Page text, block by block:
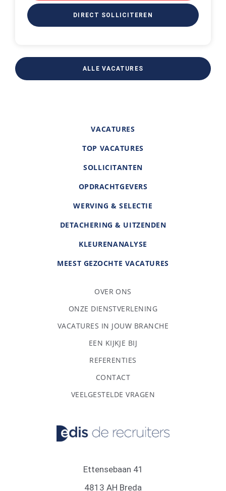
DIRECT SOLLICITEREN
ALLE VACATURES
Ettensebaan 41
4813 AH Breda
VACATURES
TOP VACATURES
SOLLICITANTEN
OPDRACHTGEVERS
WERVING & SELECTIE
DETACHERING & UITZENDEN
KLEURENANALYSE
MEEST GEZOCHTE VACATURES
OVER ONS
ONZE DIENSTVERLENING
VACATURES IN JOUW BRANCHE
EEN KIJKJE BIJ
REFERENTIES
CONTACT
VEELGESTELDE VRAGEN